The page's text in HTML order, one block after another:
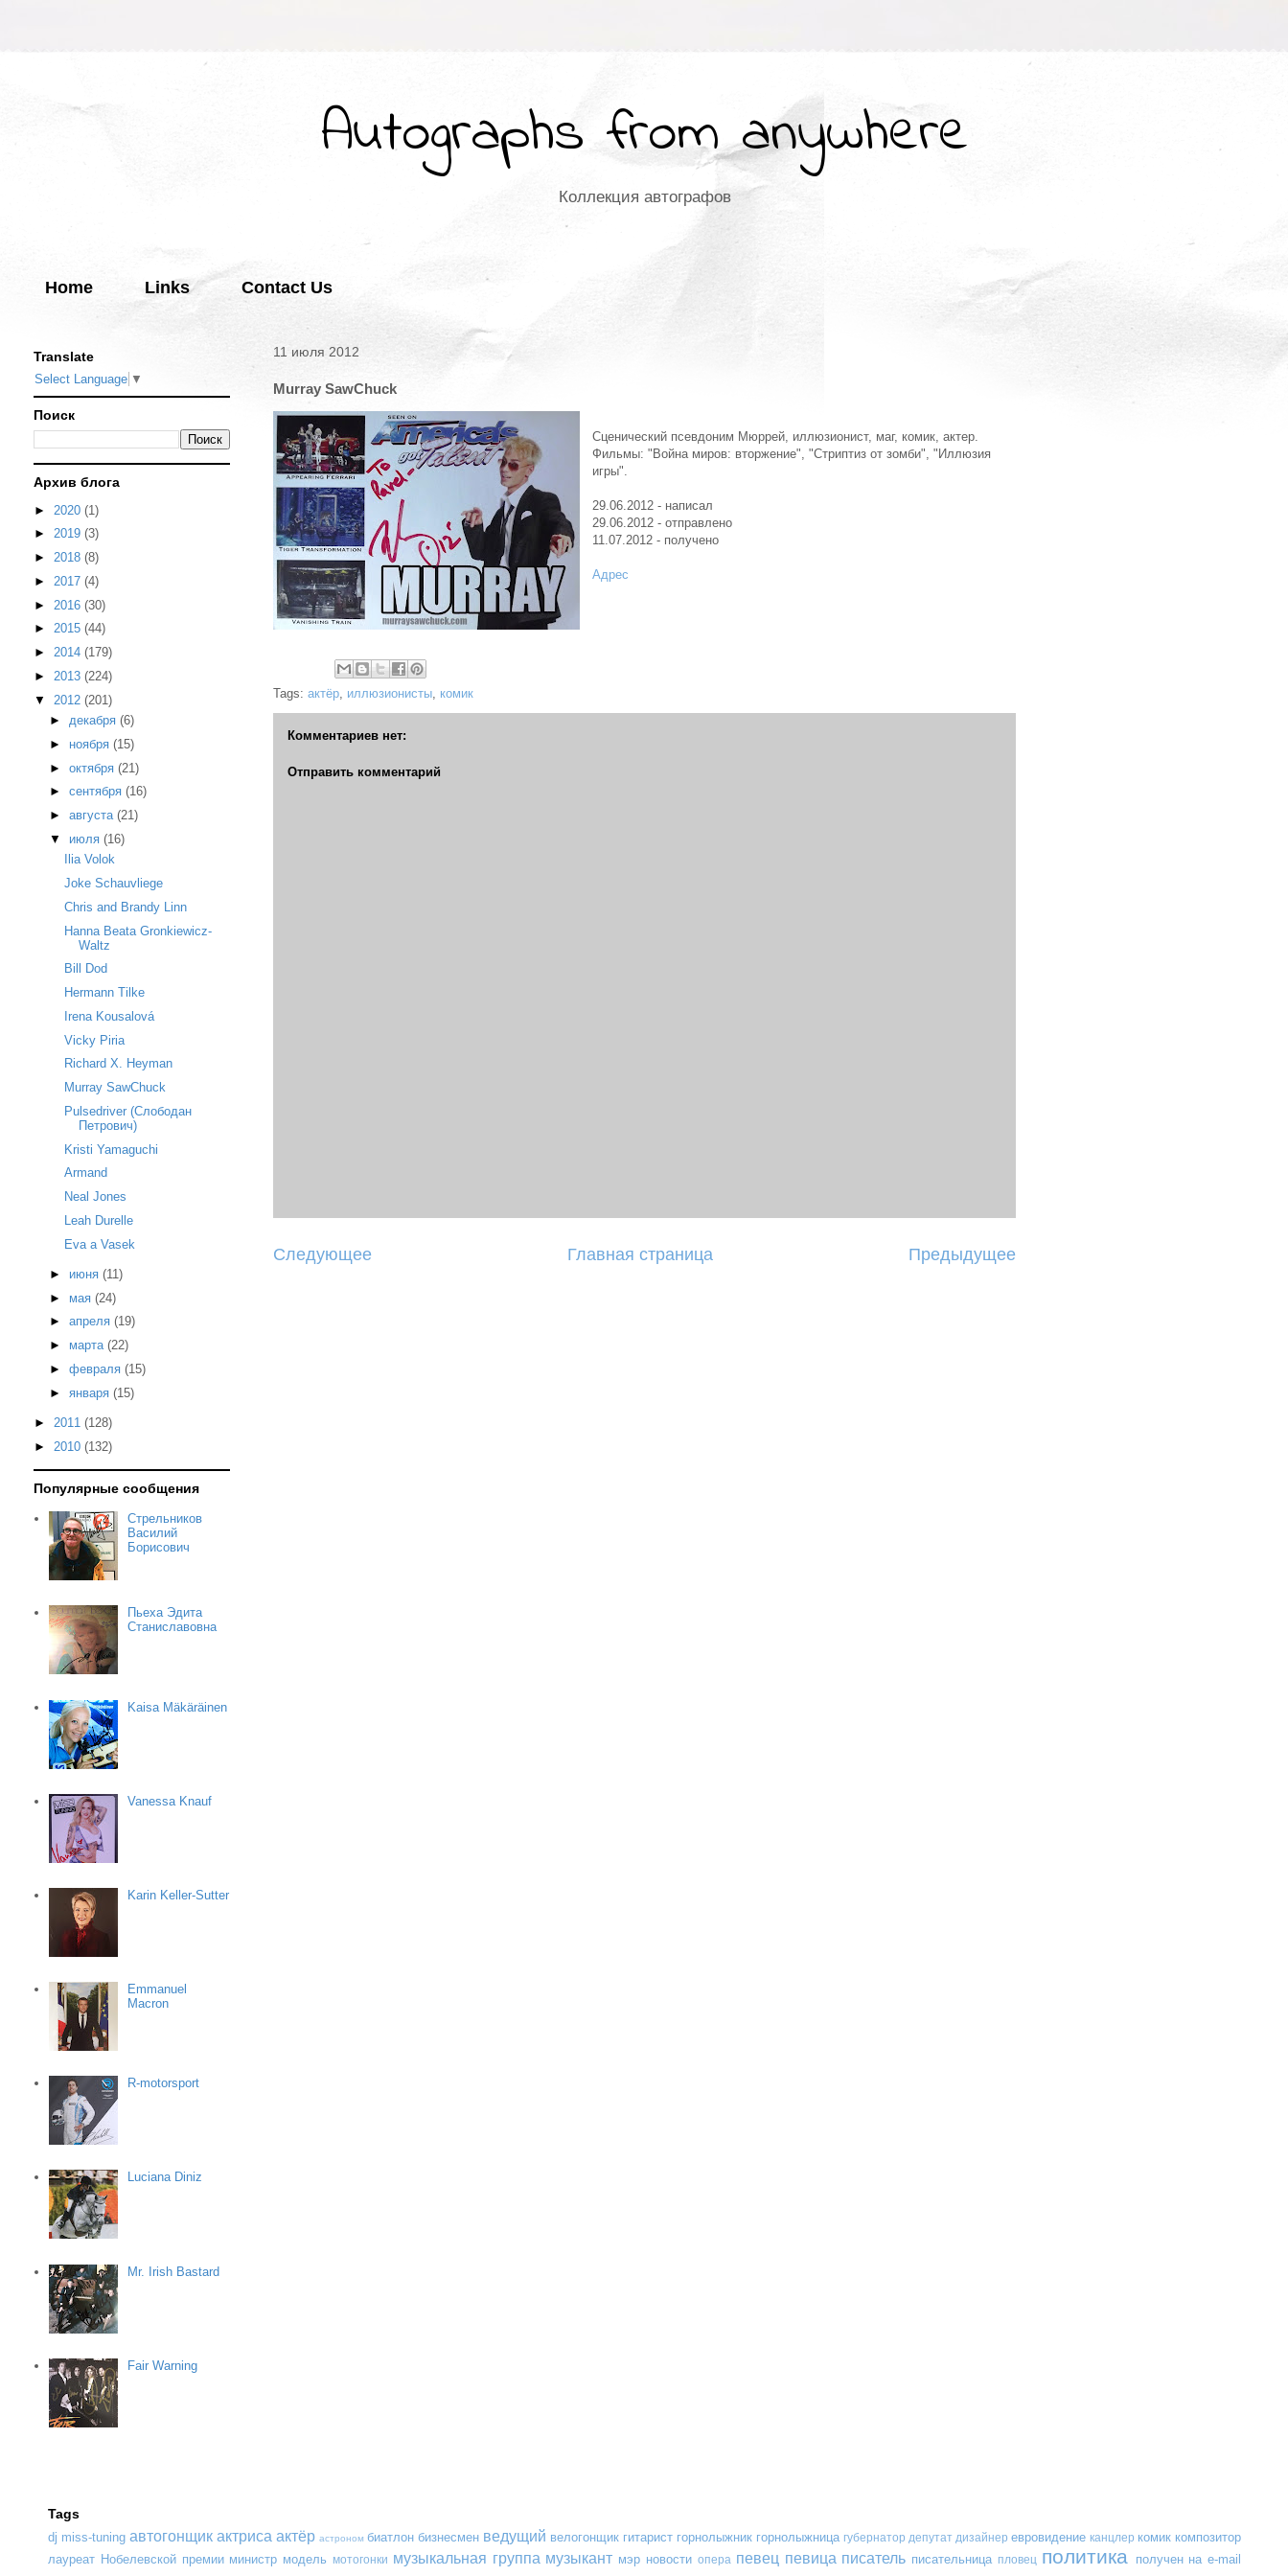
Autographs from anywhere
Коллекция автографов
Home Links Contact Us
11 июля 2012
Murray SawChuck
Сценический псевдоним Мюррей, иллюзионист, маг, комик, актер.
Фильмы: "Война миров: вторжение", "Стриптиз от зомби", "Иллюзия
игры".
29.06.2012 - написал
29.06.2012 - отправлено
11.07.2012 - получено
Адрес
Tags: актёр, иллюзионисты, комик
Комментариев нет:
Отправить комментарий
Следующее Предыдущее
Главная страница
Translate
Select Language ▼
Поиск
Архив блога
► 2020 (1)
► 2019 (3)
► 2018 (8)
► 2017 (4)
► 2016 (30)
► 2015 (44)
► 2014 (179)
► 2013 (224)
▼ 2012 (201)
► декабря (6)
► ноября (15)
► октября (21)
► сентября (16)
► августа (21)
▼ июля (16)
Ilia Volok
Joke Schauvliege
Chris and Brandy Linn
Hanna Beata Gronkiewicz-
Waltz
Bill Dod
Hermann Tilke
Irena Kousalová
Vicky Piria
Richard X. Heyman
Murray SawChuck
Pulsedriver (Слободан
Петрович)
Kristi Yamaguchi
Armand
Neal Jones
Leah Durelle
Eva a Vasek
► июня (11)
► мая (24)
► апреля (19)
► марта (22)
► февраля (15)
► января (15)
► 2011 (128)
► 2010 (132)
Популярные сообщения
Стрельников
Василий
Борисович
Пьеха Эдита
Станиславовна
Kaisa Mäkäräinen
Vanessa Knauf
Karin Keller-Sutter
Emmanuel
Macron
R-motorsport
Luciana Diniz
Mr. Irish Bastard
Fair Warning
Tags
dj miss-tuning автогонщик актриса актёр астроном биатлон бизнесмен ведущий велогонщик гитарист горнолыжник горнолыжница губернатор депутат дизайнер евровидение канцлер комик композитор
лауреат Нобелевской премии министр модель мотогонки музыкальная группа музыкант мэр новости опера певец певица писатель писательница пловец политика получен на e-mail